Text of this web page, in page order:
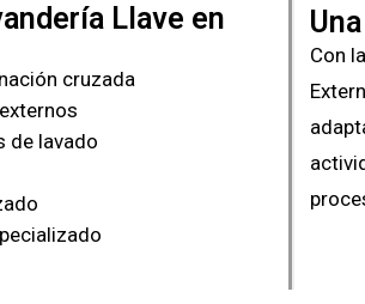
Llave en
cruzada
de lavado
Con